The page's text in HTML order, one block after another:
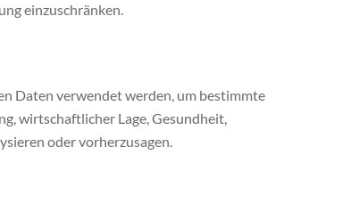
einzuschränken.
Daten verwendet werden, um bestimmte
wirtschaftlicher Lage, Gesundheit,
oder vorherzusagen.